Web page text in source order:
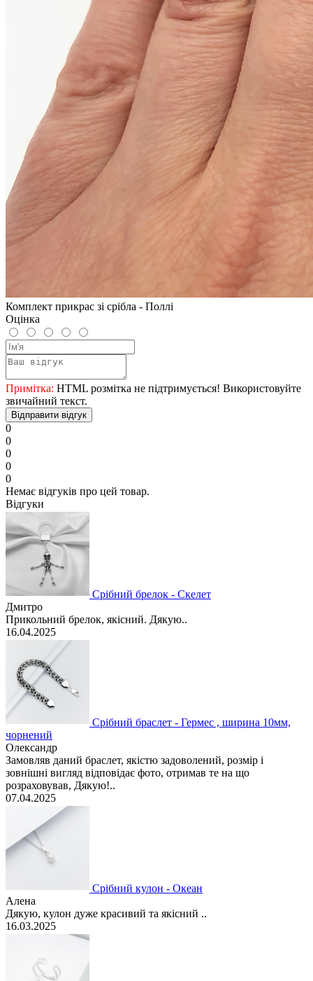
Комплект прикрас зі срібла - Поллі
Оцінка
Примітка: HTML розмітка не підтримується! Використовуйте
звичайний текст.
Відправити відгук
0
0
0
0
0
Немає відгуків про цей товар.
Відгуки
Срібний брелок - Скелет
Дмитро
Прикольний брелок, якісний. Дякую..
16.04.2025
Срібний браслет - Гермес , ширина 10мм,
чорнений
Олександр
Замовляв даний браслет, якістю задоволений, розмір і
зовнішні вигляд відповідає фото, отримав те на що
розраховував, Дякую!..
07.04.2025
Срібний кулон - Океан
Алена
Дякую, кулон дуже красивий та якісний ..
16.03.2025